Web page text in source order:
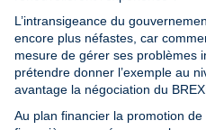
L’intransigeance du
encore plus néfastes, car
mesure de gérer ses problèmes
prétendre donner l’exemple au
avantage la négociation du
Au plan financier la promotion